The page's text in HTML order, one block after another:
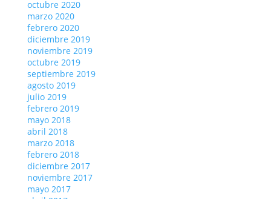
octubre 2020
marzo 2020
febrero 2020
diciembre 2019
noviembre 2019
octubre 2019
septiembre 2019
agosto 2019
julio 2019
febrero 2019
mayo 2018
abril 2018
marzo 2018
febrero 2018
diciembre 2017
noviembre 2017
mayo 2017